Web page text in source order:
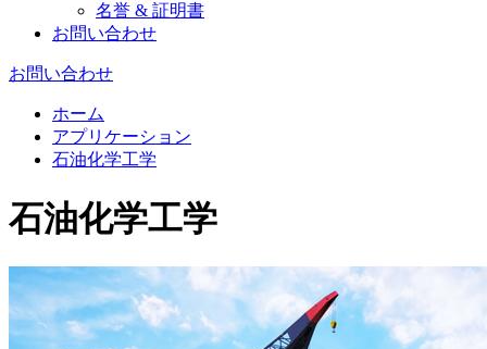
名誉 & 証明書
お問い合わせ
お問い合わせ
ホーム
アプリケーション
石油化学工学
石油化学工学